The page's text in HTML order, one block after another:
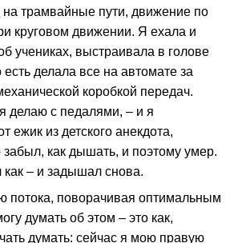
на трамвайные пути, движение по
круговом движении. Я ехала и
учениках, выстраивала в голове
делала все на автомате за
коробкой передач.
делаю с педалями, – и я
ежик из детского анекдота,
забыл, как дышать, и поэтому умер.
– и задышал снова.
потока, поворачивая оптимальным
думать об этом – это как,
думать: сейчас я мою правую